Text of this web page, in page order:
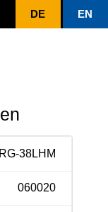
DE EN
38LHM
060020